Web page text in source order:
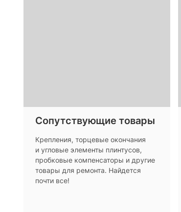
Сопутствующие товары
Крепления, торцевые окончания
и угловые элементы плинтусов,
пробковые компенсаторы и другие
товары для ремонта. Найдется
почти все!